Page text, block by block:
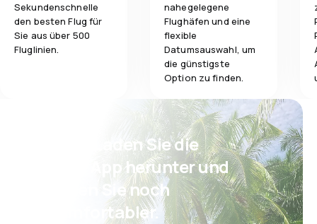
Sekundenschnelle
den besten Flug für
Sie aus über 500
Fluglinien.
nahegelegene
Flughäfen und eine
flexible
Datumsauswahl, um
die günstigste
Option zu finden.
Psst! Laden Sie die
eSky App herunter und
reisen Sie noch
komfortabler.